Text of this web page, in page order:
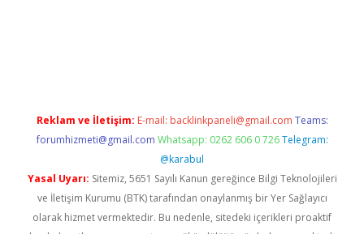
Reklam ve İletişim: E-mail: backlinkpaneli@gmail.com Teams:
forumhizmeti@gmail.com Whatsapp: 0262 606 0 726 Telegram:
@karabul
Yasal Uyarı: Sitemiz, 5651 Sayılı Kanun gereğince Bilgi Teknolojileri
ve İletişim Kurumu (BTK) tarafından onaylanmış bir Yer Sağlayıcı
olarak hizmet vermektedir. Bu nedenle, sitedeki içerikleri proaktif